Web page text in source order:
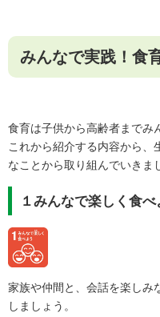
みんなで実践！食
食育は子供から高齢者までみ
これから紹介する内容から、
なことから取り組んでいきま
１みんなで楽しく食べ
家族や仲間と、会話を楽しみ
しましょう。